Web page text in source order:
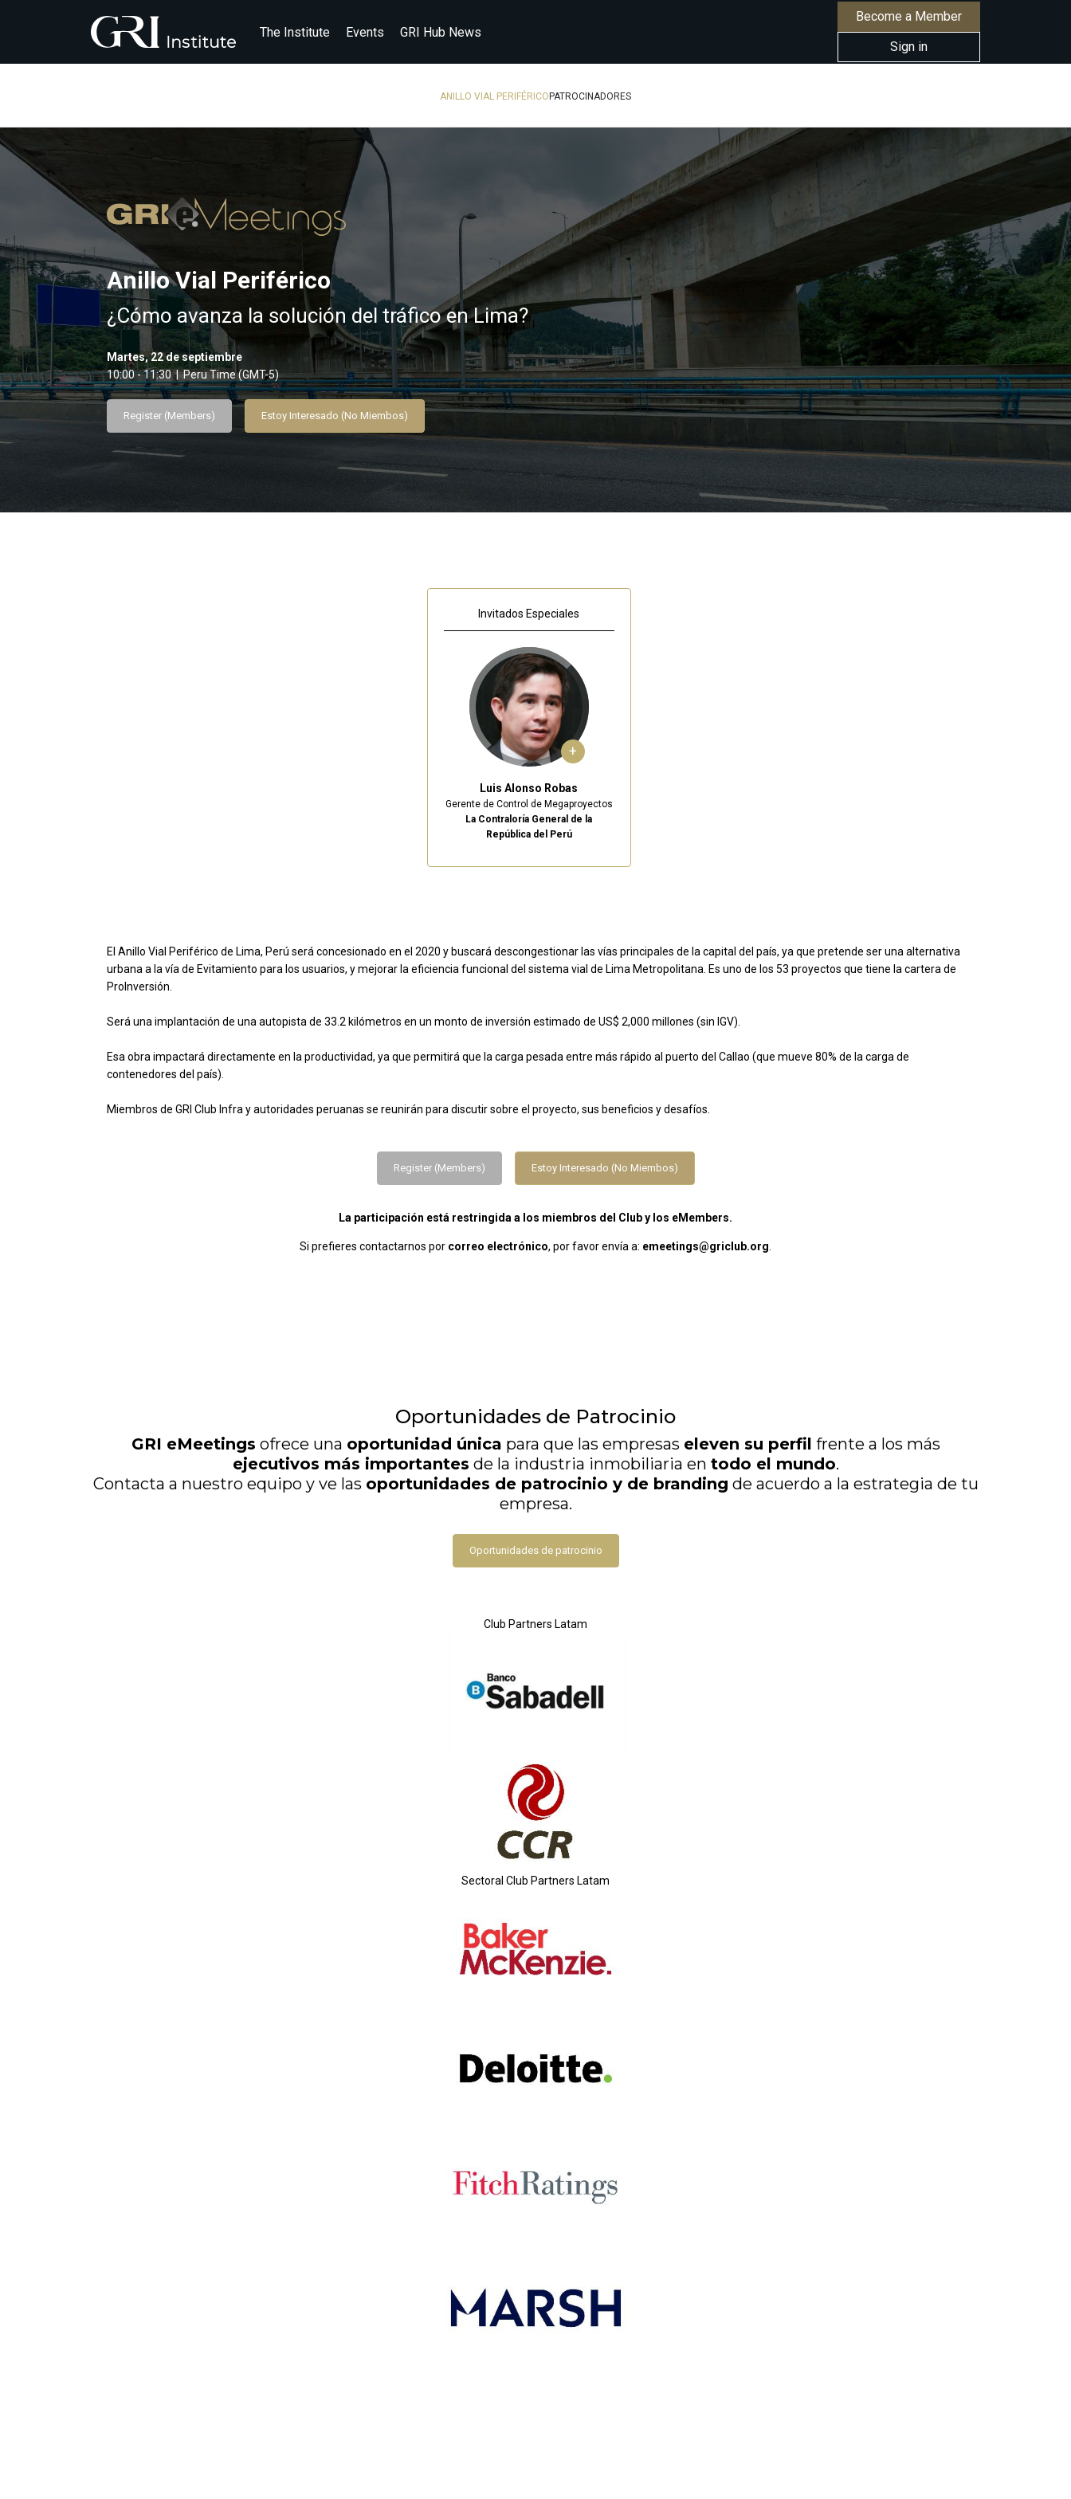
The Institute Events GRI Hub News
Become a Member
Sign in
ANILLO VIAL PERIFÉRICOPATROCINADORES
Anillo Vial Periférico
¿Cómo avanza la solución del tráfico en Lima?
Martes, 22 de septiembre
10:00 - 11:30 | Peru Time (GMT-5)
Register (Members) Estoy Interesado (No Miembos)
Invitados Especiales
+
Luis Alonso Robas
Gerente de Control de Megaproyectos
La Contraloría General de la
República del Perú
El Anillo Vial Periférico de Lima, Perú será concesionado en el 2020 y buscará descongestionar las vías principales de la capital del país, ya que pretende ser una alternativa
urbana a la vía de Evitamiento para los usuarios, y mejorar la eficiencia funcional del sistema vial de Lima Metropolitana. Es uno de los 53 proyectos que tiene la cartera de
ProInversión.
Será una implantación de una autopista de 33.2 kilómetros en un monto de inversión estimado de US$ 2,000 millones (sin IGV).
Esa obra impactará directamente en la productividad, ya que permitirá que la carga pesada entre más rápido al puerto del Callao (que mueve 80% de la carga de
contenedores del país).
Miembros de GRI Club Infra y autoridades peruanas se reunirán para discutir sobre el proyecto, sus beneficios y desafíos.
Register (Members) Estoy Interesado (No Miembos)
La participación está restringida a los miembros del Club y los eMembers.
Si prefieres contactarnos por correo electrónico, por favor envía a: emeetings@griclub.org
Oportunidades de Patrocinio
GRI eMeetings ofrece una oportunidad única para que las empresas eleven su perfil frente a los más
ejecutivos más importantes de la industria inmobiliaria en todo el mundo.
Contacta a nuestro equipo y ve las oportunidades de patrocinio y de branding de acuerdo a la estrategia de tu
empresa.
Oportunidades de patrocinio
Club Partners Latam
Sectoral Club Partners Latam